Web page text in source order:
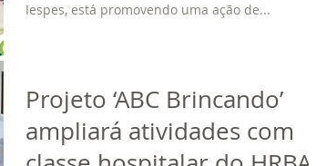
Iespes, está promovendo uma ação de...
Projeto ‘ABC Brincando’
ampliará atividades com